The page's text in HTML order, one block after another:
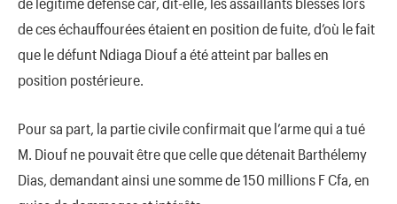
de ces échauffourées étaient en position de fuite, d’où le fait
que le défunt Ndiaga Diouf a été atteint par balles en
position postérieure.
Pour sa part, la partie civile confirmait que l’arme qui a tué
M. Diouf ne pouvait être que celle que détenait Barthélemy
Dias, demandant ainsi une somme de 150 millions F Cfa, en